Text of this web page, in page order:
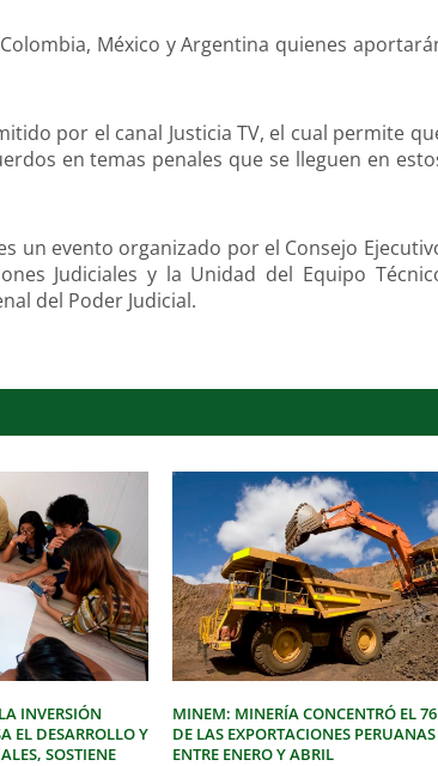
México y Argentina quienes
por el canal Justicia TV, el cual permite
en temas penales que se lleguen en
un evento organizado por el Consejo
Judiciales y la Unidad del Equipo
del Poder Judicial.
INVERSIÓN
EL DESARROLLO Y
SOSTIENE
MINEM: MINERÍA CONCENTRÓ EL
DE LAS EXPORTACIONES PERUANAS
ENTRE ENERO Y ABRIL